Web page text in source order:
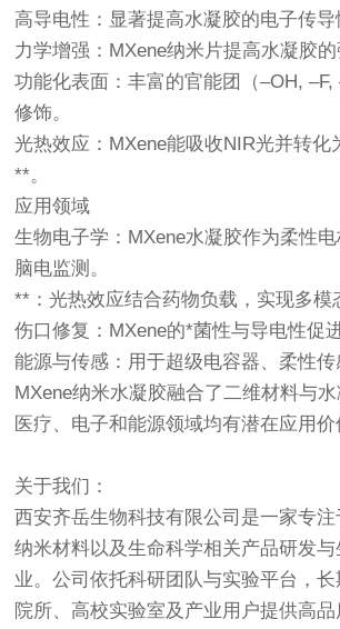
高导电性：显著提高水凝胶的电子传导
力学增强：MXene纳米片提高水凝胶的
功能化表面：丰富的官能团（–OH,
修饰。
光热效应：MXene能吸收NIR光并转化
**。
应用领域
生物电子学：MXene水凝胶作为柔性电
脑电监测。
**：光热效应结合药物负载，实现多模
伤口修复：MXene的*菌性与导电性促
能源与传感：用于超级电容器、柔性传
MXene纳米水凝胶融合了二维材料与
医疗、电子和能源领域均有潜在应用价
关于我们：
西安齐岳生物科技有限公司是一家专注
纳米材料以及生命科学相关产品研发
业。公司依托科研团队与实验平台，
院所、高校实验室及产业用户提供高